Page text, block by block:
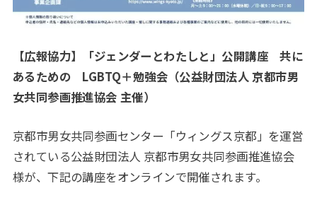
【広報協力】「ジェンダーとわたしと」公開講座 共に
あるための LGBTQ＋勉強会（公益財団法人 京都市男
女共同参画推進協会 主催）
京都市男女共同参画センター「ウィングス京都」を運営
されている公益財団法人 京都市男女共同参画推進協会
様が、下記の講座をオンラインで開催されます。